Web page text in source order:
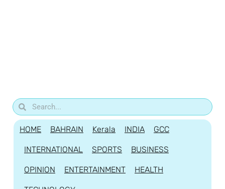
HOME BAHRAIN Kerala INDIA GCC
INTERNATIONAL SPORTS BUSINESS
OPINION ENTERTAINMENT HEALTH